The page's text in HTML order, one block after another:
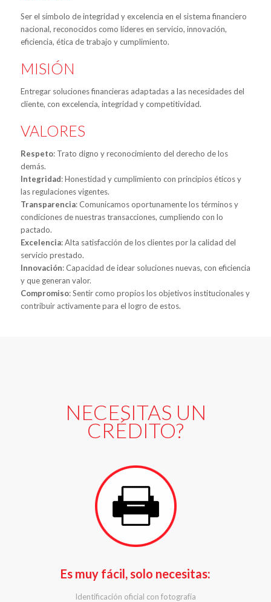
Ser el símbolo de integridad y excelencia en el sistema financiero
nacional, reconocidos como líderes en servicio, innovación,
eficiencia, ética de trabajo y cumplimiento.
MISIÓN
Entregar soluciones financieras adaptadas a las necesidades del
cliente, con excelencia, integridad y competitividad.
VALORES
Respeto: Trato digno y reconocimiento del derecho de los
demás.
Integridad: Honestidad y cumplimiento con principios éticos y
las regulaciones vigentes.
Transparencia: Comunicamos oportunamente los términos y
condiciones de nuestras transacciones, cumpliendo con lo
pactado.
Excelencia: Alta satisfacción de los clientes por la calidad del
servicio prestado.
Innovación: Capacidad de idear soluciones nuevas, con eficiencia
y que generan valor.
Compromiso: Sentir como propios los objetivos institucionales y
contribuir activamente para el logro de estos.
NECESITAS UN
CRÉDITO?
Es muy fácil, solo necesitas:
Identificación oficial con fotografía